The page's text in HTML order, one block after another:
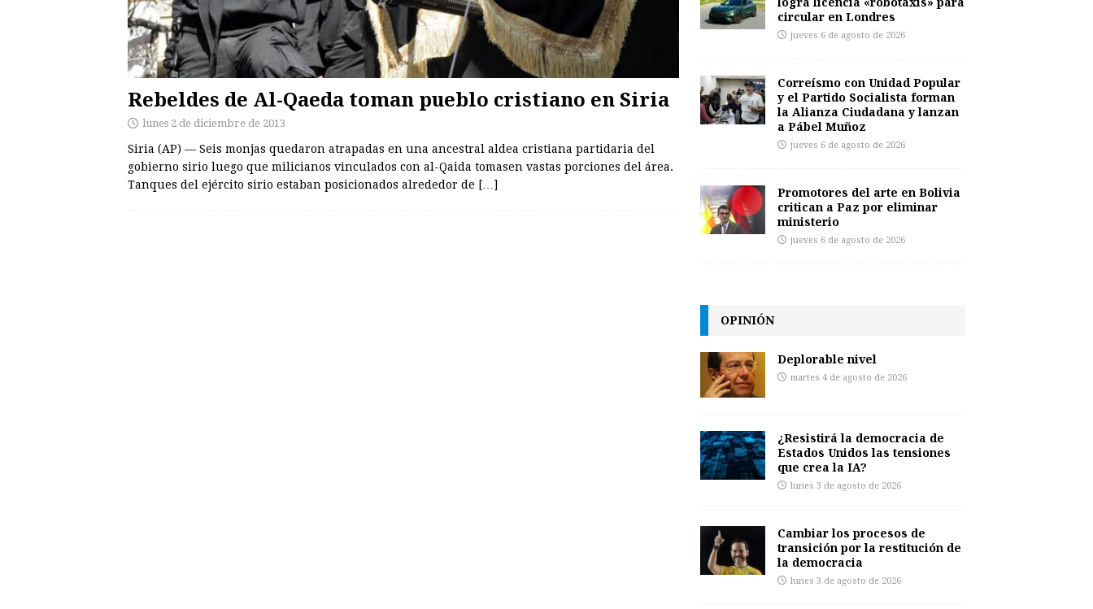
Rebeldes de Al-Qaeda toman pueblo cristiano en Siria
lunes 2 de diciembre de 2013
Siria (AP) — Seis monjas quedaron atrapadas en una ancestral aldea cristiana partidaria del
gobierno sirio luego que milicianos vinculados con al-Qaida tomasen vastas porciones del área.
Tanques del ejército sirio estaban posicionados alrededor de […]
circular en Londres
jueves 6 de agosto de 2026
Correísmo con Unidad Popular
y el Partido Socialista forman
la Alianza Ciudadana y lanzan
a Pábel Muñoz
jueves 6 de agosto de 2026
Promotores del arte en Bolivia
critican a Paz por eliminar
ministerio
jueves 6 de agosto de 2026
OPINIÓN
Deplorable nivel
martes 4 de agosto de 2026
¿Resistirá la democracia de
Estados Unidos las tensiones
que crea la IA?
lunes 3 de agosto de 2026
Cambiar los procesos de
transición por la restitución de
la democracia
lunes 3 de agosto de 2026